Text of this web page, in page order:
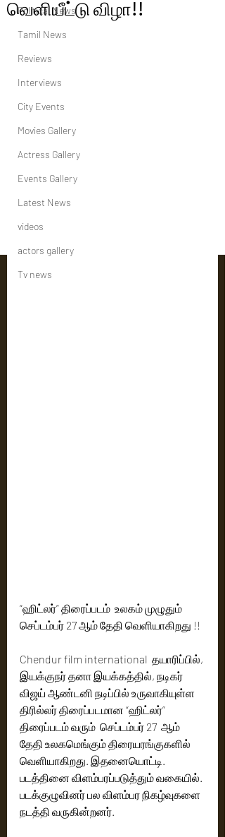
Political News
Tamil News
Reviews
Interviews
City Events
Movies Gallery
Actress Gallery
Events Gallery
Latest News
videos
actors gallery
Tv news
வெளியீட்டு விழா!!
“ஹிட்லர்” திரைப்படம்  உலகம் முழுதும்
செப்டம்பர் 27 ஆம் தேதி வெளியாகிறது !!
Chendur film international  தயாரிப்பில்,
இயக்குநர் தனா இயக்கத்தில், நடிகர்
விஜய் ஆண்டனி நடிப்பில் உருவாகியுள்ள
திரில்லர் திரைப்படமான “ஹிட்லர்”
திரைப்படம் வரும்  செப்டம்பர் 27  ஆம்
தேதி உலகமெங்கும் திரையரங்குகளில்
வெளியாகிறது. இதனையொட்டி.
படத்தினை விளம்பரப்படுத்தும் வகையில்.
படக்குழுவினர் பல விளம்பர நிகழ்வுகளை
நடத்தி வருகின்றனர்.